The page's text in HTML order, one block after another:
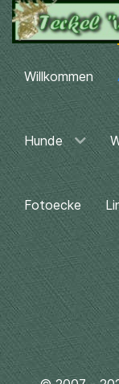
Willkommen
Hunde
Fotoecke